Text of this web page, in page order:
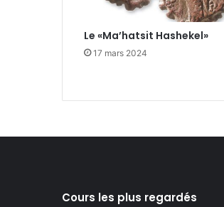
Le «Ma’hatsit Hashekel»
17 mars 2024
Cours les plus regardés